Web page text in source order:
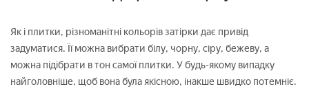
Як і плитки, різноманітні кольорів затірки дає привід
задуматися. Її можна вибрати білу, чорну, сіру, бежеву, а
можна підібрати в тон самої плитки. У будь-якому випадку
найголовніше, щоб вона була якісною, інакше швидко потемніє.